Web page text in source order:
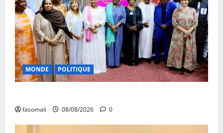
MONDE POLITIQUE
fasomali 08/08/2026 0